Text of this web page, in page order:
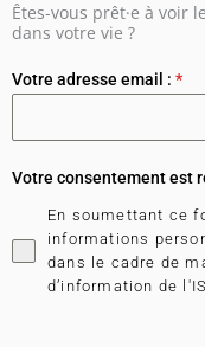
Êtes-vous prêt·e à voir
dans votre vie ?
Votre adresse email : *
Votre consentement est
En soumettant ce
informations
dans le cadre de
d’information de